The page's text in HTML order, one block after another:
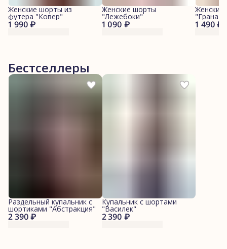
1 990 ₽
Женские шорты из
футера "Ковер"
1 090 ₽
Женские шорты
"Лежебоки"
1 490 ₽
Бестселлеры
2 390 ₽
Раздельный купальник с
шортиками "Абстракция"
2 390 ₽
Купальник с шортами
"Василек"